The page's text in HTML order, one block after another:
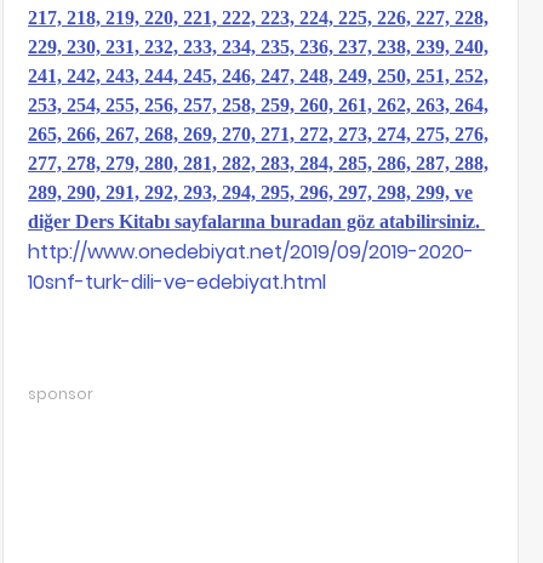
217, 218, 219, 220, 221, 222, 223, 224, 225, 226, 227, 228,
229, 230, 231, 232, 233, 234, 235, 236, 237, 238, 239, 240,
241, 242, 243, 244, 245, 246, 247, 248, 249, 250, 251, 252,
253, 254, 255, 256, 257, 258, 259, 260, 261, 262, 263, 264,
265, 266, 267, 268, 269, 270, 271, 272, 273, 274, 275, 276,
277, 278, 279, 280, 281, 282, 283, 284, 285, 286, 287, 288,
289, 290, 291, 292, 293, 294, 295, 296, 297, 298, 299, ve
diğer Ders Kitabı sayfalarına buradan göz atabilirsiniz.
http://www.onedebiyat.net/2019/09/2019-2020-
10snf-turk-dili-ve-edebiyat.html
sponsor